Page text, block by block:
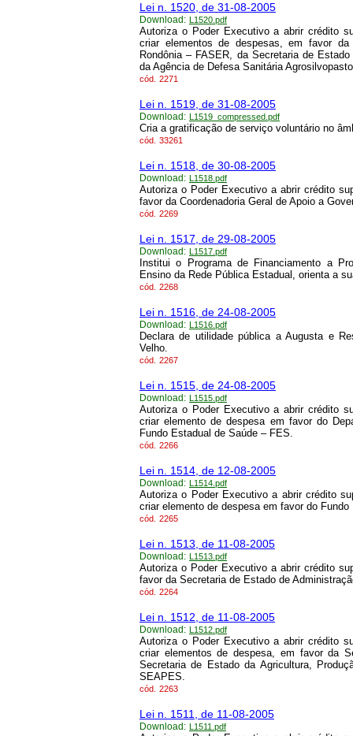
Lei n. 1520, de 31-08-2005
Download: L1520.pdf
Autoriza o Poder Executivo a abrir crédito
criar elementos de despesas, em favor
Rondônia – FASER, da Secretaria de
da Agência de Defesa Sanitária
cód. 2271
Lei n. 1519, de 31-08-2005
Download: L1519_compressed.pdf
Cria a gratificação de serviço voluntário no
cód. 33261
Lei n. 1518, de 30-08-2005
Download: L1518.pdf
Autoriza o Poder Executivo a abrir crédito
favor da Coordenadoria Geral de Apoio a
cód. 2269
Lei n. 1517, de 29-08-2005
Download: L1517.pdf
Institui o Programa de Financiamento a
Ensino da Rede Pública Estadual, orienta a
cód. 2268
Lei n. 1516, de 24-08-2005
Download: L1516.pdf
Declara de utilidade pública a Augusta e
Velho.
cód. 2267
Lei n. 1515, de 24-08-2005
Download: L1515.pdf
Autoriza o Poder Executivo a abrir crédito
criar elemento de despesa em favor do
Fundo Estadual de Saúde – FES.
cód. 2266
Lei n. 1514, de 12-08-2005
Download: L1514.pdf
Autoriza o Poder Executivo a abrir crédito
criar elemento de despesa em favor do
cód. 2265
Lei n. 1513, de 11-08-2005
Download: L1513.pdf
Autoriza o Poder Executivo a abrir crédito
favor da Secretaria de Estado de
cód. 2264
Lei n. 1512, de 11-08-2005
Download: L1512.pdf
Autoriza o Poder Executivo a abrir crédito
criar elementos de despesa, em favor da
Secretaria de Estado da Agricultura,
SEAPES.
cód. 2263
Lei n. 1511, de 11-08-2005
Download: L1511.pdf